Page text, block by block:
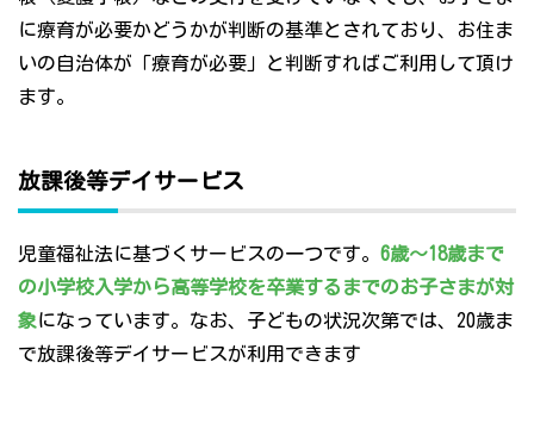
に療育が必要かどうかが判断の基準とされており、お住ま
いの自治体が「療育が必要」と判断すればご利用して頂け
ます。
放課後等デイサービス
児童福祉法に基づくサービスの一つです。 6歳～18歳まで
の小学校入学から高等学校を卒業するまでのお子さまが対
象になっています。なお、子どもの状況次第では、20歳ま
で放課後等デイサービスが利用できます